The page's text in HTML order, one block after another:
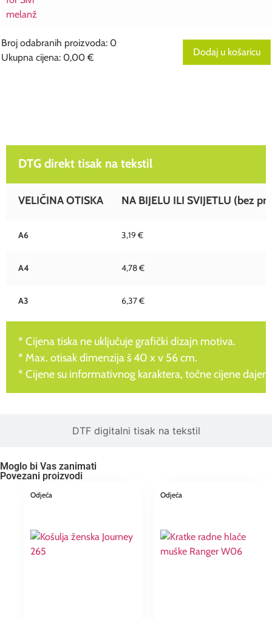
Broj odabranih proizvoda: 0
Ukupna cijena: 0,00 €
Dodaj u košaricu
DTF digitalni tisak na tekstil
DTG direkt tisak na tekstil
VELIČINA OTISKA NA BIJELU ILI SVIJETLU (bez
A6 3,19 €
A4 4,78 €
A3 6,37 €
* Cijena tiska ne uključuje grafički dizajn motiva.
* Max. otisak dimenzija š 40 x v 56 cm.
* Cijene su informativnog karaktera, točne cijene
Moglo bi Vas zanimati
Povezani proizvodi
Odjeća Odjeća